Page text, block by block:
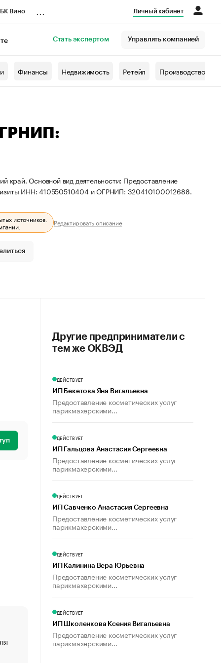
Вино Личный кабинет
Стать экспертом Управлять компанией
Финансы Недвижимость Ретейл Производство
край. Основной вид деятельности: Предоставление
ИНН: 410550510404 и ОГРНИП: 320410100012688.
источников.
Редактировать описание
«От спорта тело стареет иначе». Как живет глава
создавшей GTA
Другие предприниматели с
тем же ОКВЭД
ДЕЙСТВУЕТ
ИП Бекетова Яна Витальевна
Предоставление косметических услуг
парикмахерскими...
ДЕЙСТВУЕТ
ИП Гальцова Анастасия Сергеевна
Предоставление косметических услуг
парикмахерскими...
ДЕЙСТВУЕТ
ИП Савченко Анастасия Сергеевна
Предоставление косметических услуг
парикмахерскими...
ДЕЙСТВУЕТ
ИП Калинина Вера Юрьевна
Предоставление косметических услуг
парикмахерскими...
ДЕЙСТВУЕТ
ИП Школенкова Ксения Витальевна
Предоставление косметических услуг
парикмахерскими...